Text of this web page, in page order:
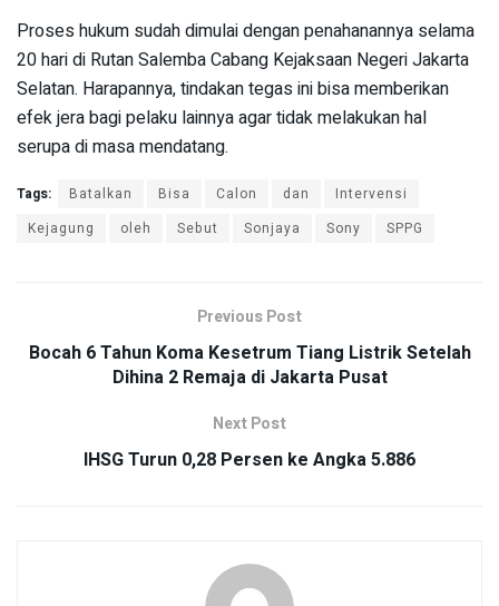
Proses hukum sudah dimulai dengan penahanannya selama
20 hari di Rutan Salemba Cabang Kejaksaan Negeri Jakarta
Selatan. Harapannya, tindakan tegas ini bisa memberikan
efek jera bagi pelaku lainnya agar tidak melakukan hal
serupa di masa mendatang.
Tags: Batalkan Bisa Calon dan
Intervensi
Kejagung
oleh Sebut Sonjaya Sony SPPG
Previous Post
Bocah 6 Tahun Koma Kesetrum Tiang Listrik Setelah
Dihina 2 Remaja di Jakarta Pusat
Next Post
IHSG Turun 0,28 Persen ke Angka 5.886